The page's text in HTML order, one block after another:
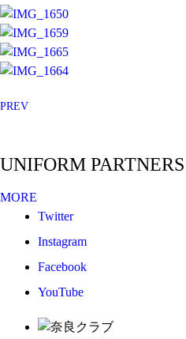
PREV
UNIFORM
MORE
Twitter
Instagram
Facebook
YouTube